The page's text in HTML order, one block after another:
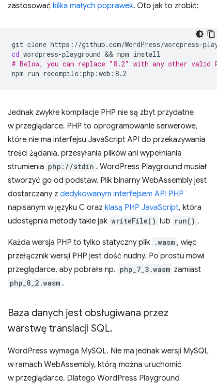
zastosować kilka małych poprawek. Oto jak to zrobić:
git clone
cd wordpress-playground && npm
# Below, you can replace "8.2" with any other valid
npm run
Jednak zwykłe kompilacje PHP nie są zbyt przydatne
w przeglądarce. PHP to oprogramowanie serwerowe,
które nie ma interfejsu JavaScript API do przekazywania
treści żądania, przesyłania plików ani wypełniania
strumienia php://stdin . WordPress Playground musiał
stworzyć go od podstaw. Plik binarny WebAssembly jest
dostarczany z dedykowanym interfejsem API PHP
napisanym w języku C oraz klasą PHP JavaScript, która
udostępnia metody takie jak writeFile() lub run() .
Każda wersja PHP to tylko statyczny plik .wasm , więc
przełącznik wersji PHP jest dość nudny. Po prostu mówi
przeglądarce, aby pobrała np. php_7_3.wasm zamiast
php_8_2.wasm .
Baza danych jest obsługiwana przez
warstwę translacji SQL.
WordPress wymaga MySQL. Nie ma jednak wersji MySQL
w ramach WebAssembly, którą można uruchomić
w przeglądarce. Dlatego WordPress Playground